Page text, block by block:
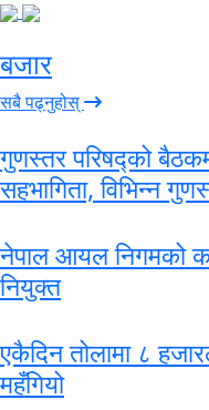
बजार
सबै पढ्नुहोस्
गुणस्तर परिषद्को
सहभागिता, विभिन्न
नेपाल आयल निगमको
नियुक्त
एकैदिन तोलामा ८
महँगियो